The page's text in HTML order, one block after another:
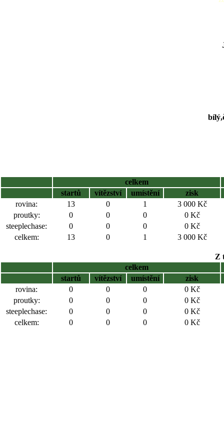
celkem
startů
vítězství umístění
zisk
rovina:
13 0 1
3 000 Kč
proutky:
0 0 0
0 Kč
steeplechase:
0 0 0
0 Kč
celkem:
13 0 1 3 000 Kč
Z
celkem
startů
vítězství umístění
zisk
rovina:
0 0 0
0 Kč
proutky:
0 0 0
0 Kč
steeplechase:
0 0 0
0 Kč
celkem:
0 0 0 0 Kč